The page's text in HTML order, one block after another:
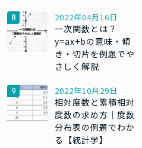
2022年04月16日
一次関数とは？
y=ax+bの意味・傾
き・切片を例題でや
さしく解説
2022年10月29日
相対度数と累積相対
度数の求め方｜度数
分布表の例題でわか
る【統計学】